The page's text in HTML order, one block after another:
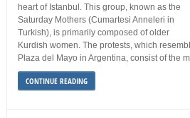
heart of Istanbul. This group, known as the
Saturday Mothers (Cumartesi Anneleri in
Turkish), is primarily composed of older
Kurdish women. The protests, which
Plaza del Mayo in Argentina, consist of the
CONTINUE READING